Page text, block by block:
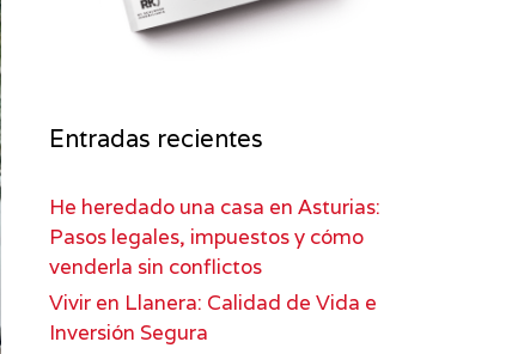
Entradas recientes
He heredado una casa en Asturias:
Pasos legales, impuestos y cómo
venderla sin conflictos
Vivir en Llanera: Calidad de Vida e
Inversión Segura